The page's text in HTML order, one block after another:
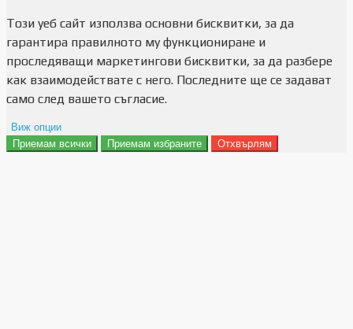
Този уеб сайт използва основни бисквитки, за да
гарантира правилното му функциониране и
проследяващи маркетингови бисквитки, за да разбере
как взаимодействате с него. Последните ще се задават
само след вашето съгласие.
Виж опции
Препочитания за реклами
Приемам всички Приемам избраните Отхвърлям